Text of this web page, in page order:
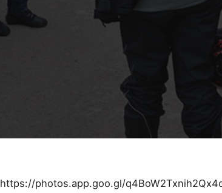
https://photos.app.goo.gl/